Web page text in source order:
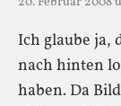
Ich glaube ja,
nach hinten
haben. Da